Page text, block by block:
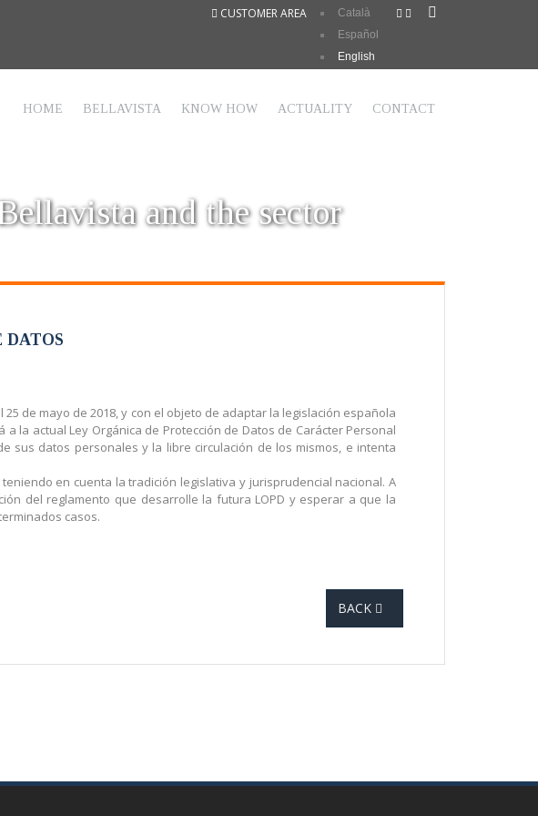
Català
Español
English
CUSTOMER AREA
HOME BELLAVISTA KNOW HOW ACTUALITY CONTACT
and the sector
DATOS
de mayo de 2018, y con el objeto de adaptar la legislación española
la actual Ley Orgánica de Protección de Datos de Carácter Personal
sus datos personales y la libre circulación de los mismos, e intenta
en cuenta la tradición legislativa y jurisprudencial nacional. A
del reglamento que desarrolle la futura LOPD y esperar a que la
casos.
BACK